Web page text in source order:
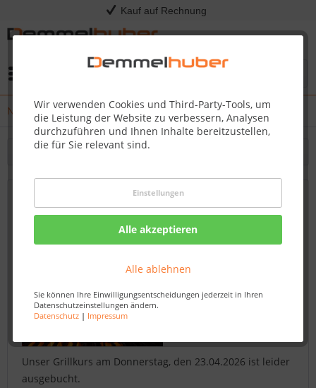
Kauf auf Rechnung
Wir verwenden Cookies und Third-Party-Tools, um
die Leistung der Website zu verbessern, Analysen
durchzuführen und Ihnen Inhalte bereitzustellen,
die für Sie relevant sind.
Einstellungen
Alle akzeptieren
Alle ablehnen
Sie können Ihre Einwilligungsentscheidungen jederzeit in Ihren
Datenschutzeinstellungen ändern.
Datenschutz| Impressum
News
Filtern
Nächster Grillkurs: 23.04.2026 - Original
American BBQ
Von: Nadine Wagner
Unser Grillkurs am Donnerstag, den 23.04.2026 ist leider
ausgebucht.